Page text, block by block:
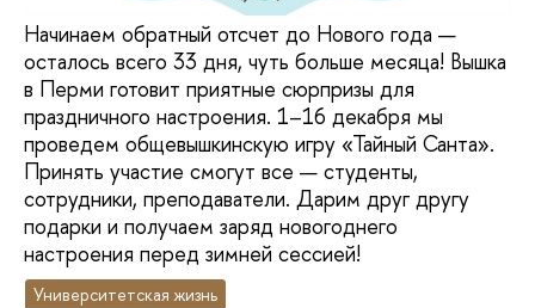
Начинаем обратный отсчет до Нового года —
осталось всего 33 дня, чуть больше месяца! Вышка
в Перми готовит приятные сюрпризы для
праздничного настроения. 1–16 декабря мы
проведем общевышкинскую игру «Тайный Санта».
Принять участие смогут все — студенты,
сотрудники, преподаватели. Дарим друг другу
подарки и получаем заряд новогоднего
настроения перед зимней сессией!
Университетская жизнь